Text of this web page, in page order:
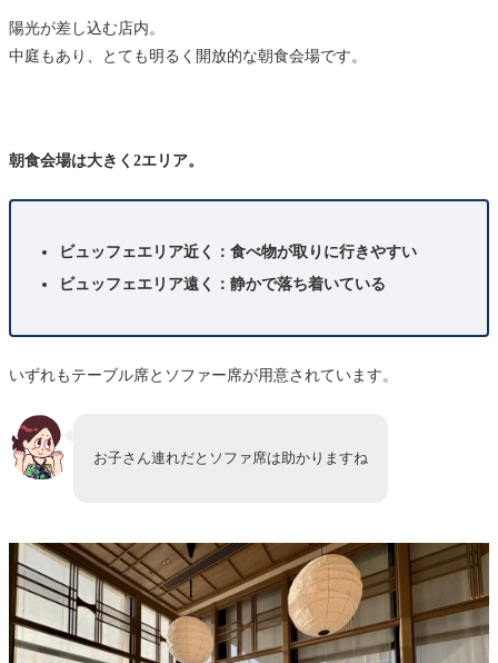
陽光が差し込む店内。
中庭もあり、とても明るく開放的な朝食会場です。
朝食会場は大きく2エリア。
ビュッフェエリア近く：食べ物が取りに行きやすい
ビュッフェエリア遠く：静かで落ち着いている
いずれもテーブル席とソファー席が用意されています。
お子さん連れだとソファ席は助かりますね